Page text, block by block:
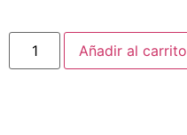
Añadir al carrito